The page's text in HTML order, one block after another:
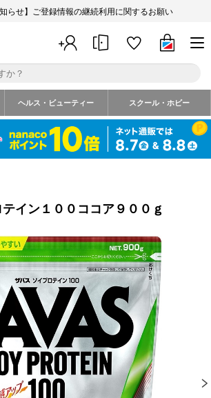
知らせ】ご登録情報の継続利用に関するお願い
ヘルス・ビューティー スクール・ホビー
イン１００ココア９００ｇ